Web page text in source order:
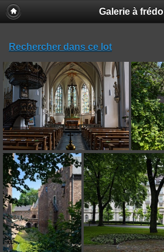
Galerie à frédo
Rechercher dans ce lot